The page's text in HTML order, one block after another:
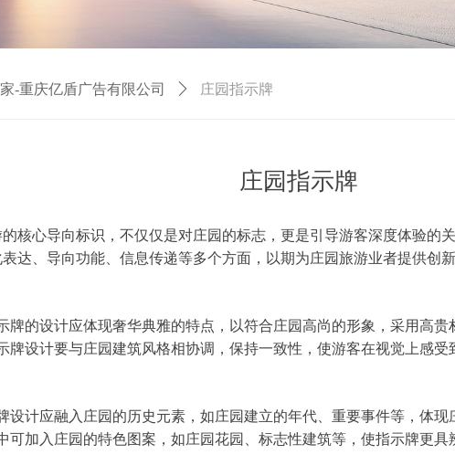
庄园指示牌
核心导向标识，不仅仅是对庄园的标志，更是引导游客深度体验的
达、导向功能、信息传递等多个方面，以期为庄园旅游业者提供创新
的设计应体现奢华典雅的特点，以符合庄园高尚的形象，采用高贵
设计要与庄园建筑风格相协调，保持一致性，使游客在视觉上感受
计应融入庄园的历史元素，如庄园建立的年代、重要事件等，体现
加入庄园的特色图案，如庄园花园、标志性建筑等，使指示牌更具
-重庆亿盾广告有限公司 ꄲ 庄园指示牌